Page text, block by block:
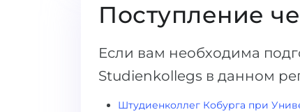
Поступление
Если вам необходима
Studienkollegs в данном
Штудиенколлег Кобурга при